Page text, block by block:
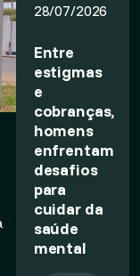
28/07/2026
Entre
estigmas
e
cobranças,
homens
enfrentam
desafios
para
cuidar da
saúde
mental